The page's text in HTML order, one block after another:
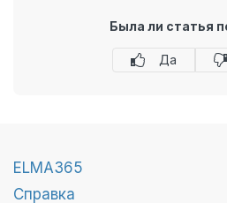
Была ли статья
Да
ELMA365
Справка